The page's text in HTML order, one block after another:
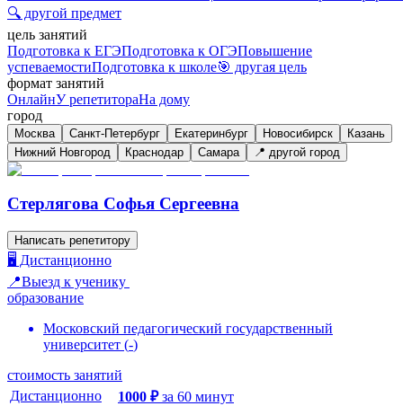
🔍 другой предмет
цель занятий
Подготовка к ЕГЭПодготовка к ОГЭПовышение
успеваемостиПодготовка к школе🎯 другая цель
формат занятий
ОнлайнУ репетитораНа дому
город
Москва Санкт-Петербург Екатеринбург Новосибирск
Казань
Нижний Новгород
Краснодар Самара 📍 другой город
Стерлягова Софья Сергеевна
Написать репетитору
🖥️ Дистанционно
📍Выезд к ученику
образование
Московский педагогический государственный
университет (-)
стоимость занятий
Дистанционно
1000 ₽ за 60 минут